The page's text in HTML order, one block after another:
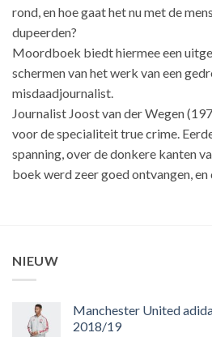
rond, en hoe gaat het nu met de
dupeerden?
Moordboek biedt hiermee een
schermen van het werk van een
misdaadjournalist.
Journalist Joost van der Wegen
voor de specialiteit true crime.
spanning, over de donkere kanten
boek werd zeer goed ontvangen,
NIEUW
Manchester United
2018/19